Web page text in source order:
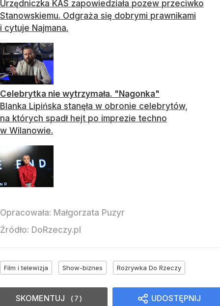
Urzędniczka KAS zapowiedziała pozew przeciwko
Stanowskiemu. Odgraża się dobrymi prawnikami
i cytuje Najmana.
Celebrytka nie wytrzymała. "Nagonka"
Blanka Lipińska stanęła w obronie celebrytów,
na których spadł hejt po imprezie techno
w Wilanowie.
Opracowała: Małgorzata Puzyr
Źródło: DoRzeczy.pl
Film i telewizja Show-biznes Rozrywka Do Rzeczy
UDOSTĘPNIJ
SKOMENTUJ 7